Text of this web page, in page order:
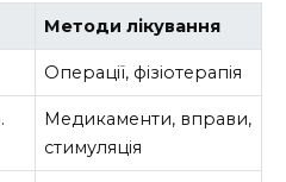
Методи лікування
Операції, фізіотерапія
Медикаменти, вправи,
стимуляція